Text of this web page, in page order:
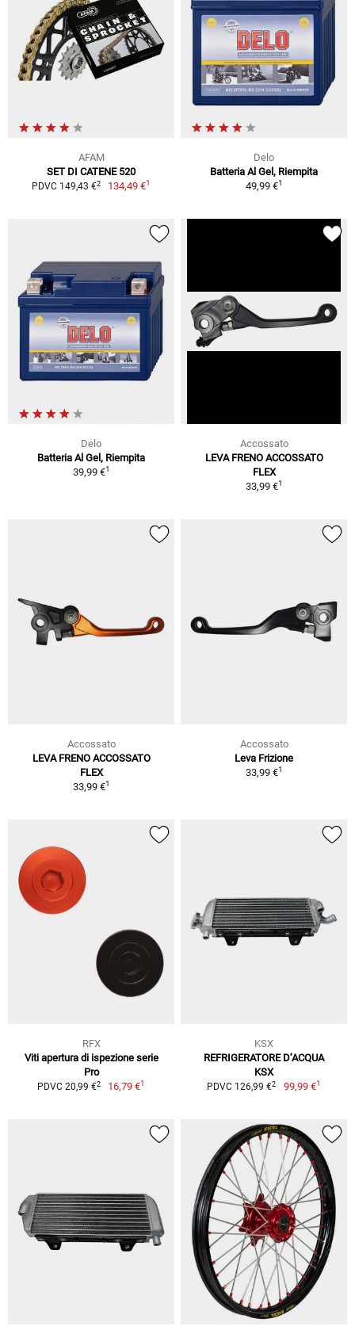
AFAM
SET DI CATENE 520
PDVC 149,43 €2 134,49 €1
Delo
Batteria Al Gel, Riempita
49,99 €1
Delo
Batteria Al Gel, Riempita
39,99 €1
Accossato
LEVA FRENO ACCOSSATO
FLEX
33,99 €1
Accossato
LEVA FRENO ACCOSSATO
FLEX
33,99 €1
Accossato
Leva Frizione
33,99 €1
RFX
Viti apertura di ispezione serie
Pro
PDVC 20,99 €2 16,79 €1
KSX
REFRIGERATORE D’ACQUA
KSX
PDVC 126,99 €2 99,99 €1